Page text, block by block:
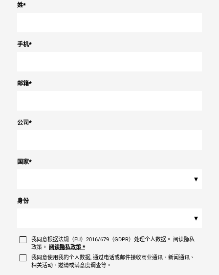
姓*
手机*
邮箱*
公司*
国家*
▾
身份
▾
我同意根据法规（EU）2016/679（GDPR）处理个人数据。 阅读隐私
政策。 阅读隐私政策 *
我同意使用我的个人数据, 通过电话或邮件接收商业通讯、新闻通讯、
相关活动、邀请或满意度调查等。